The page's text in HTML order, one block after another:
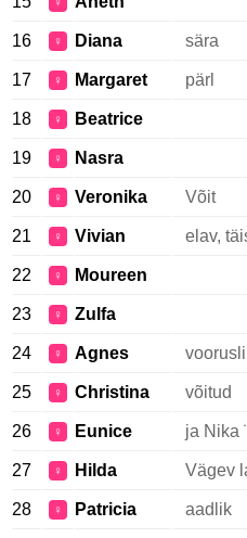
16 ♀ Diana sära
17 ♀ Margaret pärl
18 ♀ Beatrice
19 ♀ Nasra
20 ♀ Veronika Võit
21 ♀ Vivian elav,
22 ♀ Moureen
23 ♀ Zulfa
24 ♀ Agnes
25 ♀ Christina võitud
26 ♀ Eunice ja Nika
27 ♀ Hilda Vägev
28 ♀ Patricia aadlik